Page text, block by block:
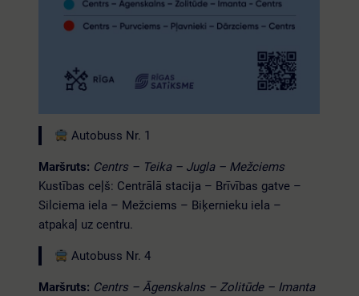
Autobuss Nr. 1
Maršruts: Centrs – Teika – Jugla – Mežciems
Kustības ceļš: Centrālā stacija – Brīvības gatve –
Silciema iela – Mežciems – Biķernieku iela –
atpakaļ uz centru.
Autobuss Nr. 4
Maršruts: Centrs – Āgenskalns – Zolitūde – Imanta